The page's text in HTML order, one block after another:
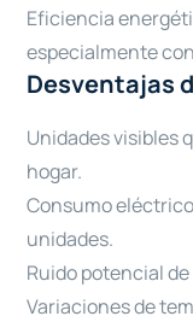
Eficiencia
especialmente
Desventajas
Unidades visibles
hogar.
Consumo
unidades.
Ruido potencial
Variaciones de